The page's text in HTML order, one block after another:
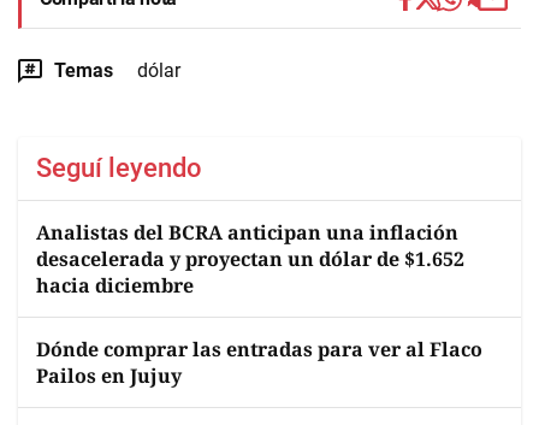
Temas dólar
Seguí leyendo
Analistas del BCRA anticipan una inflación
desacelerada y proyectan un dólar de $1.652
hacia diciembre
Dónde comprar las entradas para ver al Flaco
Pailos en Jujuy